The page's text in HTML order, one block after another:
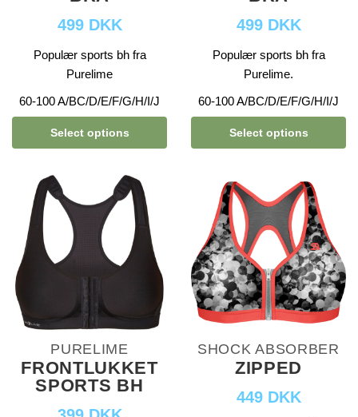
499 DKK
Populær sports bh fra
Purelime
60-100 A/BC/D/E/F/G/H/I/J
Select options
499 DKK
Populær sports bh fra
Purelime.
60-100 A/BC/D/E/F/G/H/I/J
Select options
PURELIME
FRONTLUKKET
SPORTS BH
SHOCK ABSORBER
ZIPPED
449 DKK